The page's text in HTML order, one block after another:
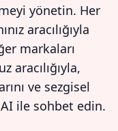
yönetin. Her
aracılığıyla
markaları
aracılığıyla,
ve sezgisel
ile sohbet edin.